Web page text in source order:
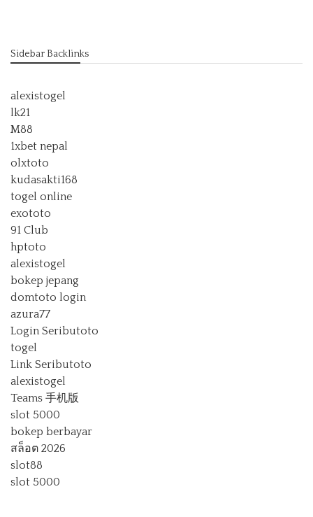
Sidebar Backlinks
alexistogel
lk21
M88
1xbet nepal
olxtoto
kudasakti168
togel online
exototo
91 Club
hptoto
alexistogel
bokep jepang
domtoto login
azura77
Login Seributoto
togel
Link Seributoto
alexistogel
Teams 手机版
slot 5000
bokep berbayar
สล็อต 2026
slot88
slot 5000